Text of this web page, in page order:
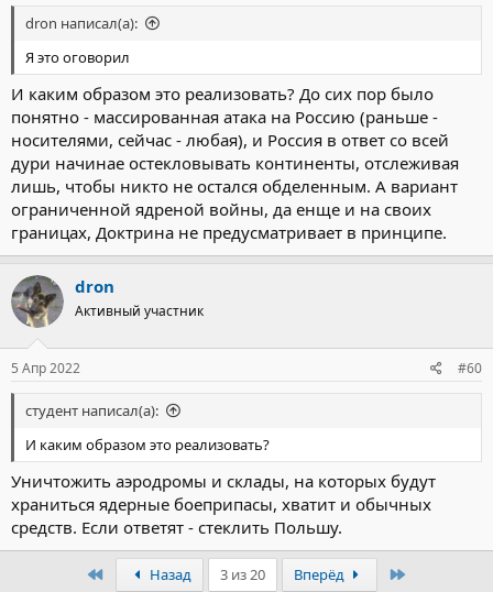
dron написал(а):
Я это оговорил
И каким образом это реализовать? До сих пор было
понятно - массированная атака на Россию (раньше -
носителями, сейчас - любая), и Россия в ответ со всей
дури начинае остекловывать континенты, отслеживая
лишь, чтобы никто не остался обделенным. А вариант
ограниченной ядреной войны, да енще и на своих
границах, Доктрина не предусматривает в принципе.
dron
Активный участник
5 Апр 2022 #60
студент написал(а):
И каким образом это реализовать?
Уничтожить аэродромы и склады, на которых будут
храниться ядерные боеприпасы, хватит и обычных
средств. Если ответят - стеклить Польшу.
ПервыйНазад 3 из 20 Вперёд